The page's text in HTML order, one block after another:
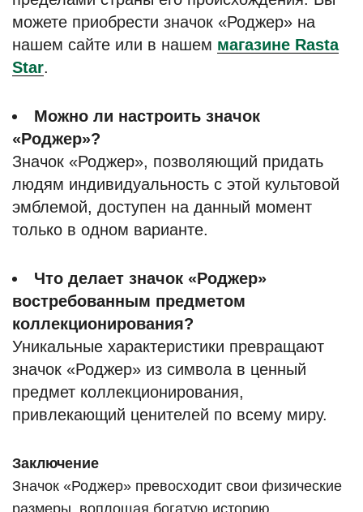
можете приобрести значок «Роджер» на
нашем сайте или в нашем магазине Rasta
Star.
Можно ли настроить значок
«Роджер»?
Значок «Роджер», позволяющий придать
людям индивидуальность с этой культовой
эмблемой, доступен на данный момент
только в одном варианте.
Что делает значок «Роджер»
востребованным предметом
коллекционирования?
Уникальные характеристики превращают
значок «Роджер» из символа в ценный
предмет коллекционирования,
привлекающий ценителей по всему миру.
Заключение
Значок «Роджер» превосходит свои физические
размеры, воплощая богатую историю,